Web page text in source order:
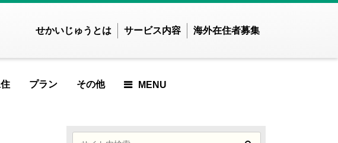
せかいじゅうとは サービス内容 海外在住者募集
その他
FEATURED ARTICLE
プラン
FEATURED ARTICLE
FEATURED ARTICLE
ARTICLE
ARTICLE
FEATURED ARTICLE
ARTICLE
FEATURED ARTICLE
MENU